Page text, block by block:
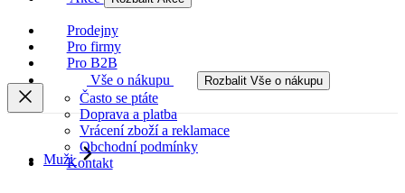
Prodejny
Pro firmy
Pro B2B
Vše o nákupu
Rozbalit Vše o nákupu
Často se ptáte
Doprava a platba
Vrácení zboží a reklamace
Obchodní podmínky
Kontakt
Muži